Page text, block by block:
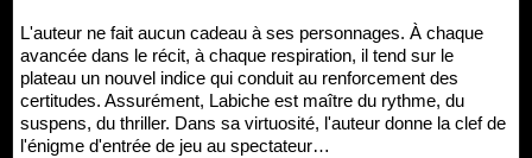
L'auteur ne fait aucun cadeau à ses personnages. À chaque
avancée dans le récit, à chaque respiration, il tend sur le
plateau un nouvel indice qui conduit au renforcement des
certitudes. Assurément, Labiche est maître du rythme, du
suspens, du thriller. Dans sa virtuosité, l'auteur donne la clef de
l'énigme d'entrée de jeu au spectateur…